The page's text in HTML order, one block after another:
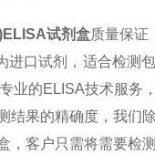
试剂盒质量保证
进口试剂，适合检测
业的ELISA技术服务
结果的精确度，我们
，客户只需将需要检